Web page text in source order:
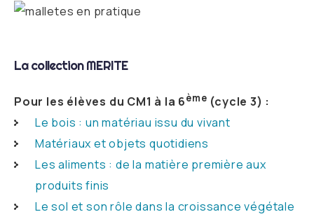
La collection MERITE
Pour les élèves du CM1 à la 6ème (cycle 3) :
Le bois : un matériau issu du vivant
Matériaux et objets quotidiens
Les aliments : de la matière première aux
produits finis
Le sol et son rôle dans la croissance végétale